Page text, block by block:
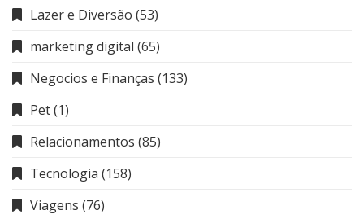
Lazer e Diversão (53)
marketing digital (65)
Negocios e Finanças (133)
Pet(1)
Relacionamentos (85)
Tecnologia (158)
Viagens (76)